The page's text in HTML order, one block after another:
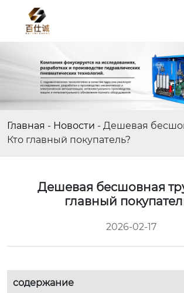
Главная - Новости - Дешевая
Кто главный покупатель?
Дешевая бесшовная
главный
2026-02-17
содержание